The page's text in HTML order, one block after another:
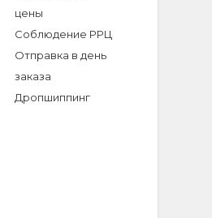
цены
Соблюдение РРЦ
Отправка в день
заказа
Дропшиппинг